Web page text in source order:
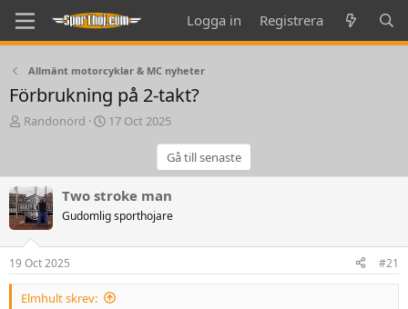
Logga in Registrera
Allmänt motorcyklar & MC nyheter
Förbrukning på 2-takt?
T
a
d
s
t
a
r
t
e
Randonörd
S
d
a
e
17 Oct 2025
Gå till senaste
Two stroke man
Gudomlig sporthojare
19 Oct 2025 #21
Elmhult skrev: